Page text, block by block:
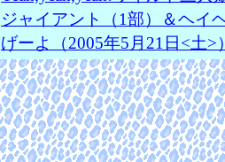
ジャイアント（1部）＆ヘイ
げーよ（2005年5月21日<土>